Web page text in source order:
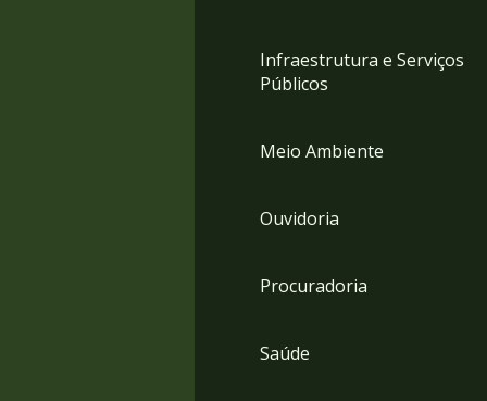
Infraestrutura e Serviços
Públicos
Meio Ambiente
Ouvidoria
Procuradoria
Saúde